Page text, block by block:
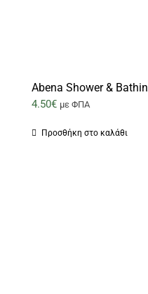
Abena Shower &
4.50€ με ΦΠΑ
Προσθήκη στο καλάθι